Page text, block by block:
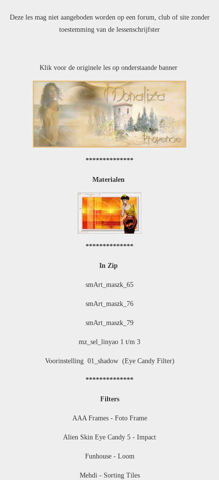
Deze les mag niet aangeboden worden op een forum, club of site zonder
toestemming van de lessenschrijfster
Klik voor de originele les op onderstaande banner
**************
Materialen
**************
In Zip
smArt_maszk_65
smArt_maszk_76
smArt_maszk_79
mz_sel_linyao 1 t/m 3
Voorinstelling 01_shadow (Eye Candy Filter)
**************
Filters
AAA Frames - Foto Frame
Alien Skin Eye Candy 5 - Impact
Funhouse - Loom
Mehdi - Sorting Tiles